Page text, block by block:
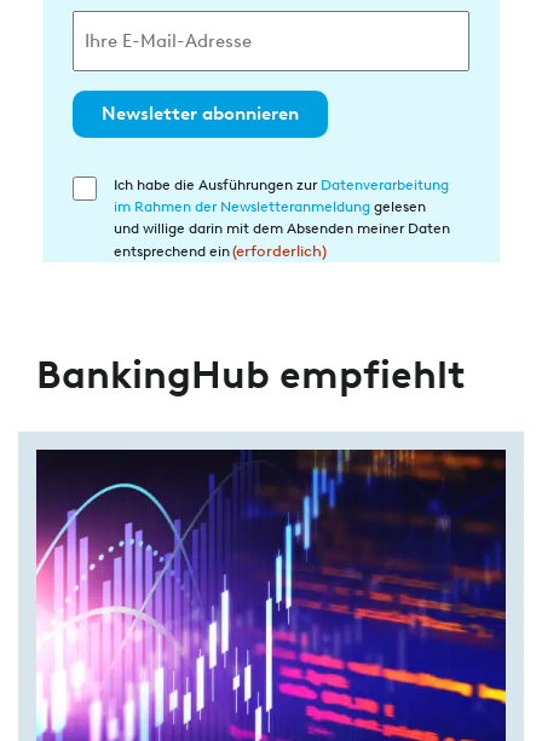
Newsletter abonnieren
Einwilligung
Ich habe die Ausführungen zur Datenverarbeitung
im Rahmen der Newsletteranmeldung gelesen
und willige darin mit dem Absenden meiner Daten
entsprechend ein(erforderlich)
BankingHub empfiehlt